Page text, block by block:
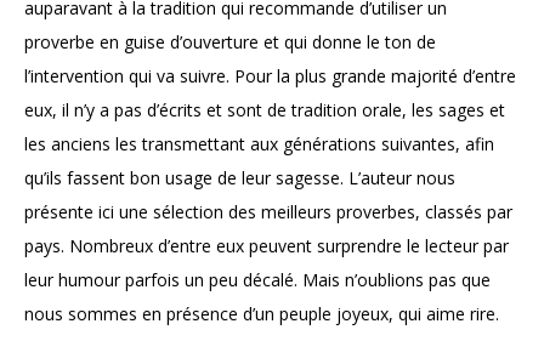
auparavant à la tradition qui recommande d’utiliser un
proverbe en guise d’ouverture et qui donne le ton de
l’intervention qui va suivre. Pour la plus grande majorité d’entre
eux, il n’y a pas d’écrits et sont de tradition orale, les sages et
les anciens les transmettant aux générations suivantes, afin
qu’ils fassent bon usage de leur sagesse. L’auteur nous
présente ici une sélection des meilleurs proverbes, classés par
pays. Nombreux d’entre eux peuvent surprendre le lecteur par
leur humour parfois un peu décalé. Mais n’oublions pas que
nous sommes en présence d’un peuple joyeux, qui aime rire.